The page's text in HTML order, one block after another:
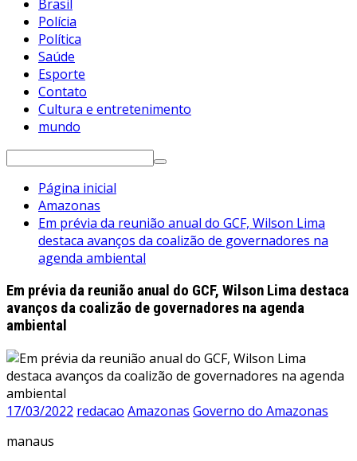
Brasil
Polícia
Política
Saúde
Esporte
Contato
Cultura e entretenimento
mundo
Pesquisar
Página inicial
Amazonas
Em prévia da reunião anual do GCF, Wilson Lima
destaca avanços da coalizão de governadores na
agenda ambiental
Em prévia da reunião anual do GCF, Wilson Lima destaca
avanços da coalizão de governadores na agenda
ambiental
17/03/2022 redacao Amazonas Governo do Amazonas
manaus